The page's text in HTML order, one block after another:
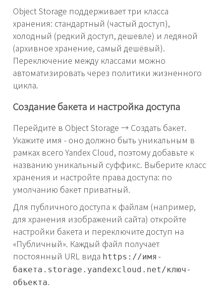
Object Storage поддерживает три класса
хранения: стандартный (частый доступ),
холодный (редкий доступ, дешевле) и ледяной
(архивное хранение, самый дешёвый).
Переключение между классами можно
автоматизировать через политики жизненного
цикла.
Создание бакета и настройка доступа
Перейдите в Object Storage → Создать бакет.
Укажите имя - оно должно быть уникальным в
рамках всего Yandex Cloud, поэтому добавьте к
названию уникальный суффикс. Выберите класс
хранения и настройте права доступа: по
умолчанию бакет приватный.
Для публичного доступа к файлам (например,
для хранения изображений сайта) откройте
настройки бакета и переключите доступ на
«Публичный». Каждый файл получает
постоянный URL вида https://имя-
бакета.storage.yandexcloud.net/ключ-
объекта.